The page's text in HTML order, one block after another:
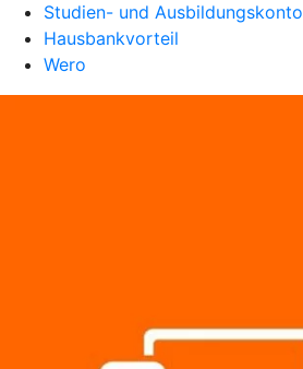
Studien- und Ausbildungskonto
Hausbankvorteil
Wero